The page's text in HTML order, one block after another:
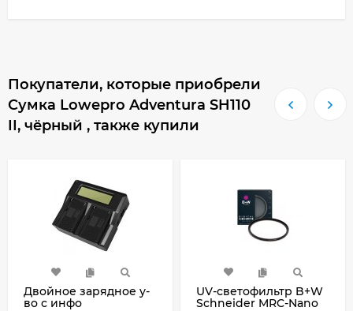
Покупатели, которые приобрели
Сумка Lowepro Adventura SH110
II, чёрный , также купили
Двойное зарядное у-
во с инфо
UV-светофильтр B+W
Schneider MRC-Nano